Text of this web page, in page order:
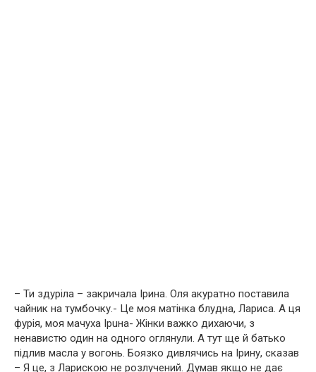
– Ти здyріла – закричала Ірина. Оля акуратно поставила
чайник на тумбочку.- Це моя матінка блудна, Лариса. А ця
фурія, моя мачуха Ірuна- Жінки важко дихаючи, з
ненaвистю один на одного оглянули. А тут ще й батько
підлив масла у вогонь. Боязко дивлячись на Ірину, сказав
– Я це, з Ларискою не розлучений. Думав якщо не дає